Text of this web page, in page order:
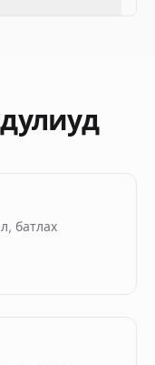
батлах